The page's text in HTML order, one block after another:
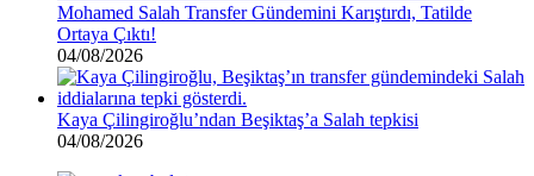
Mohamed Salah Transfer Gündemini Karıştırdı, Tatilde
Ortaya Çıktı!
04/08/2026
Kaya Çilingiroğlu’ndan Beşiktaş’a Salah tepkisi
04/08/2026